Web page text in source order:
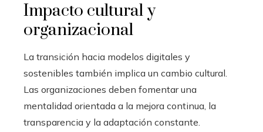
Impacto cultural y
organizacional
La transición hacia modelos digitales y
sostenibles también implica un cambio cultural.
Las organizaciones deben fomentar una
mentalidad orientada a la mejora continua, la
transparencia y la adaptación constante.